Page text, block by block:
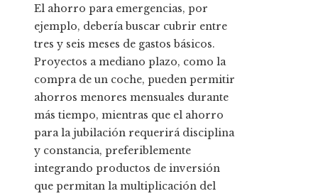
El ahorro para emergencias, por
ejemplo, debería buscar cubrir entre
tres y seis meses de gastos básicos.
Proyectos a mediano plazo, como la
compra de un coche, pueden permitir
ahorros menores mensuales durante
más tiempo, mientras que el ahorro
para la jubilación requerirá disciplina
y constancia, preferiblemente
integrando productos de inversión
que permitan la multiplicación del